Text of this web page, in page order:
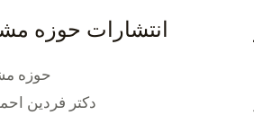
انتشارات حوزه
حوزه
دکتر فردین